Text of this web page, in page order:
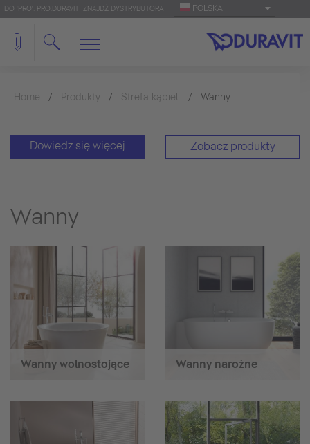
DO 'PRO': PRO.DURAVIT ZNAJDŹ DYSTRYBUTORA POLSKA
Home Produkty Strefa kąpieli Wanny
Dowiedz się więcej Zobacz produkty
Wanny
Wanny wolnostojące Wanny narożne